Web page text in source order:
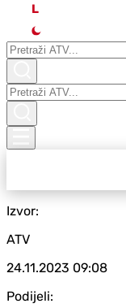
L
Izvor:
ATV
24.11.2023 09:08
Podijeli: